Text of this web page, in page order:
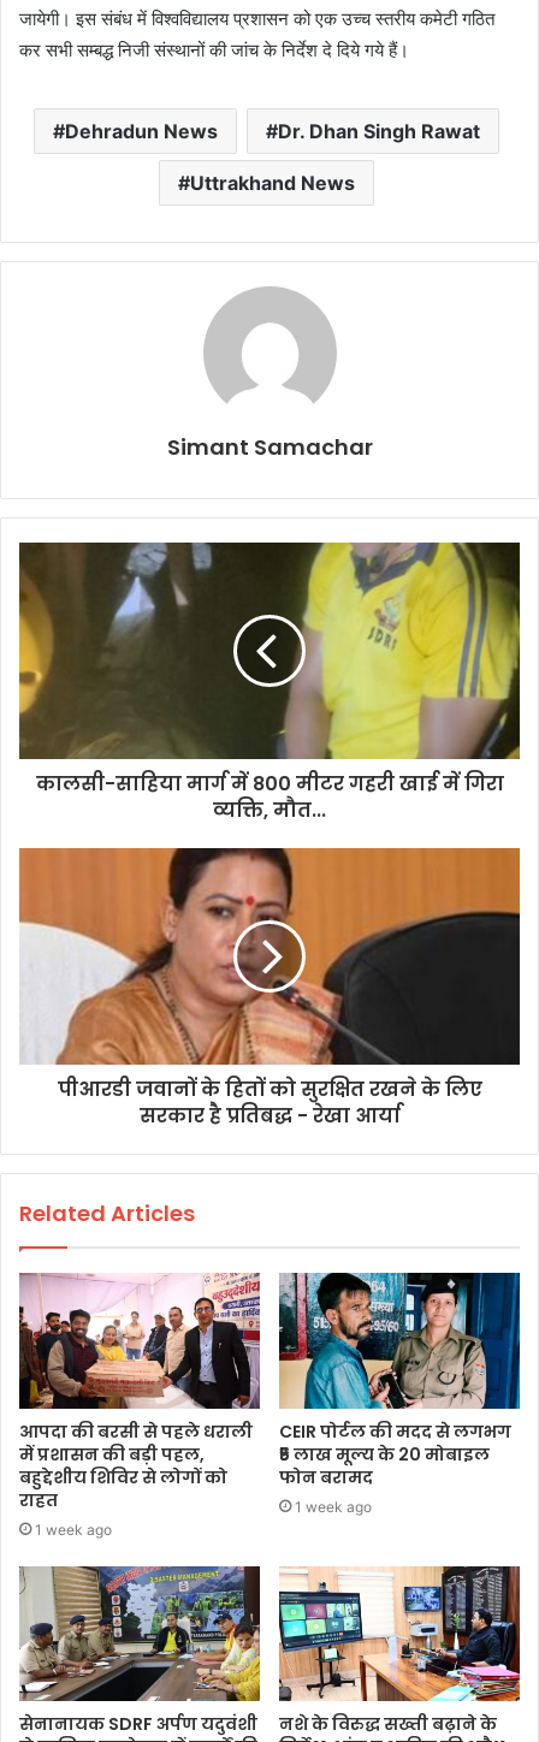
जायेगी। इस संबंध में विश्वविद्यालय प्रशासन को एक उच्च स्तरीय कमेटी गठित
कर सभी सम्बद्ध निजी संस्थानों की जांच के निर्देश दे दिये गये हैं।
Dehradun News Dr. Dhan Singh Rawat
Uttrakhand News
Simant Samachar
कालसी-साहिया मार्ग में 800 मीटर गहरी खाई में गिरा
व्यक्ति, मौत...
पीआरडी जवानों के हितों को सुरक्षित रखने के लिए
सरकार है प्रतिबद्ध - रेखा आर्या
Related Articles
आपदा की बरसी से पहले धराली
में प्रशासन की बड़ी पहल,
बहुद्देशीय शिविर से लोगों को
राहत
1 week ago
CEIR पोर्टल की मदद से लगभग
₹5 लाख मूल्य के 20 मोबाइल
फोन बरामद
1 week ago
सेनानायक SDRF अर्पण यदुवंशी
नशे के विरुद्ध सख्ती बढ़ाने के